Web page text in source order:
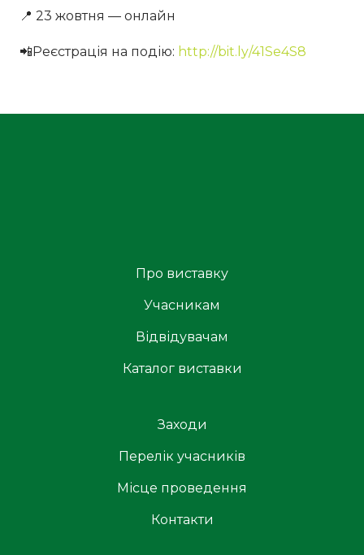
📍 23 жовтня — онлайн
📲Реєстрація на подію: http://bit.ly/41Se4S8
Про виставку
Учасникам
Відвідувачам
Каталог виставки
Заходи
Перелік учасників
Місце проведення
Контакти